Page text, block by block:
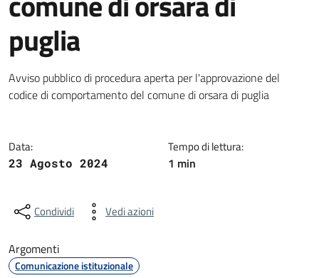
puglia
Dettagli della notizia
Avviso pubblico di procedura aperta per l'approvazione del
codice di comportamento del comune di orsara di puglia
Data:
23 Agosto 2024
Tempo di lettura:
1 min
Condividi Vedi azioni
Argomenti
Comunicazione istituzionale